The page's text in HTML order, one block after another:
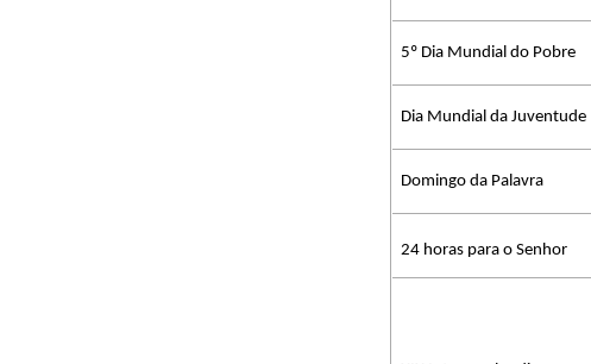
5º Dia Mundial do Pobre
Dia Mundial da Juventude
Domingo da Palavra
24 horas para o Senhor